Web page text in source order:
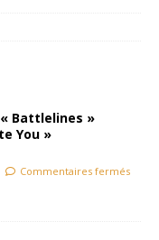
Battlelines »
You »
Commentaires fermés